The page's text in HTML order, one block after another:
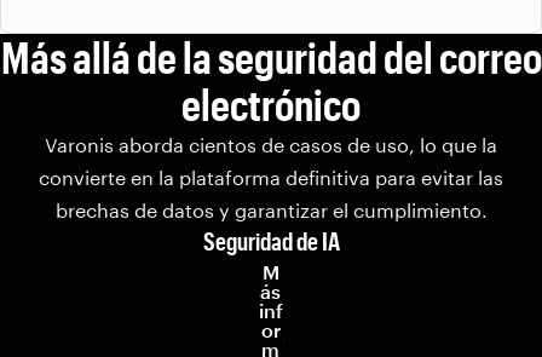
Más allá de la seguridad del correo
electrónico
Varonis aborda cientos de casos de uso, lo que la
convierte en la plataforma definitiva para evitar las
brechas de datos y garantizar el cumplimiento.
Seguridad de IA
M
ás
inf
or
m